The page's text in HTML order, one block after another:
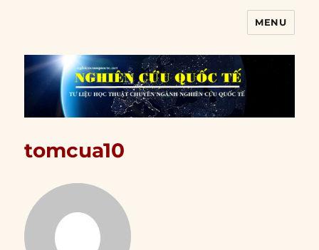
MENU
tomcua10